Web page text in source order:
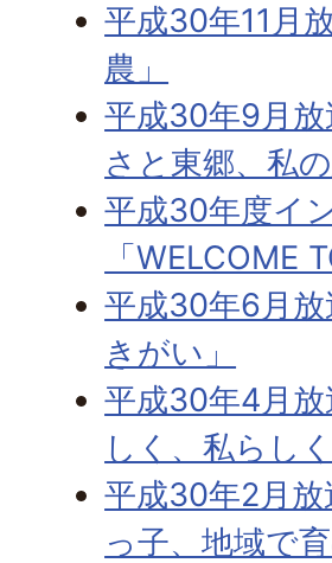
平成30年11月
農」
平成30年9月
さと東郷、私の
平成30年度イ
「WELCOME
平成30年6月
きがい」
平成30年4月
しく、私らし
平成30年2月
っ子、地域で育